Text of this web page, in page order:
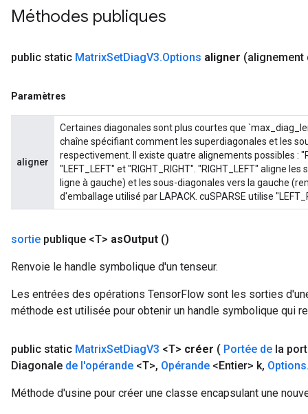
Méthodes publiques
public static MatrixSetDiagV3.Options aligner (alignement
Paramètres
aligner
Certaines diagonales sont plus courtes que
chaîne spécifiant comment les superdiagonales et les
respectivement. Il existe quatre alignements possibles :
"LEFT_LEFT" et "RIGHT_RIGHT". "RIGHT_LEFT" aligne
ligne à gauche) et les sous-diagonales vers la gauche
d'emballage utilisé par LAPACK. cuSPARSE utilise
sortie publique <T> asOutput ()
Renvoie le handle symbolique d'un tenseur.
Les entrées des opérations TensorFlow sont les sorties
méthode est utilisée pour obtenir un handle symbolique qui
public static MatrixSetDiagV3 <T> créer ( Portée de la
Diagonale de l'opérande <T>, Opérande <Entier> k, Options
Méthode d'usine pour créer une classe encapsulant une